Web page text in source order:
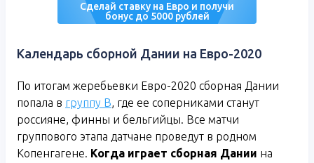
Сделай ставку на Евро и получи
бонус до 5000 рублей
Календарь сборной Дании на Евро-2020
По итогам жеребьевки Евро-2020 сборная Дании
попала в группу В, где ее соперниками станут
россияне, финны и бельгийцы. Все матчи
группового этапа датчане проведут в родном
Копенгагене. Когда играет сборная Дании на